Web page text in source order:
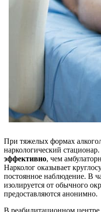
При тяжелых формах
наркологический
эффективно, чем
Нарколог оказывает
постоянное наблюдение. В
изолируется от обычного
предоставляются анонимно.